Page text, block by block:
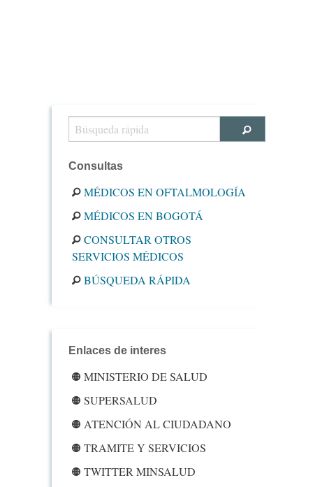
Consultas
MÉDICOS EN OFTALMOLOGÍA
MÉDICOS EN BOGOTÁ
CONSULTAR OTROS
SERVICIOS MÉDICOS
BÚSQUEDA RÁPIDA
Enlaces de interes
MINISTERIO DE SALUD
SUPERSALUD
ATENCIÓN AL CIUDADANO
TRAMITE Y SERVICIOS
TWITTER MINSALUD